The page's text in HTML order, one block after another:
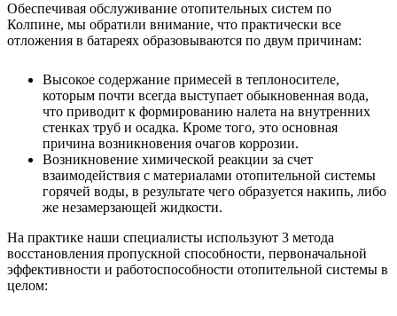
Обеспечивая обслуживание отопительных систем по
Колпине, мы обратили внимание, что практически все
отложения в батареях образовываются по двум причинам:
Высокое содержание примесей в теплоносителе,
которым почти всегда выступает обыкновенная вода,
что приводит к формированию налета на внутренних
стенках труб и осадка. Кроме того, это основная
причина возникновения очагов коррозии.
Возникновение химической реакции за счет
взаимодействия с материалами отопительной системы
горячей воды, в результате чего образуется накипь, либо
же незамерзающей жидкости.
На практике наши специалисты используют 3 метода
восстановления пропускной способности, первоначальной
эффективности и работоспособности отопительной системы в
целом: